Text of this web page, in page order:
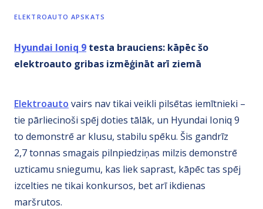
ELEKTROAUTO APSKATS
Hyundai Ioniq 9 testa brauciens: kāpēc šo
elektroauto gribas izmēģināt arī ziemā
Elektroauto vairs nav tikai veikli pilsētas iemītnieki –
tie pārliecinoši spēj doties tālāk, un Hyundai Ioniq 9
to demonstrē ar klusu, stabilu spēku. Šis gandrīz
2,7 tonnas smagais pilnpiedziņas milzis demonstrē
uzticamu sniegumu, kas liek saprast, kāpēc tas spēj
izcelties ne tikai konkursos, bet arī ikdienas
maršrutos.